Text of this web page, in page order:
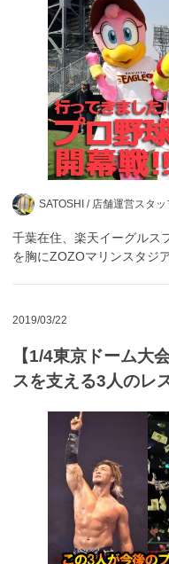
SATOSHI / 店舗運営スタッ
千葉在住、楽天イーグルス
を胸にZOZOマリンスタジ
2019/03/22
【1/4東京ドーム大
スを支える3人のレ